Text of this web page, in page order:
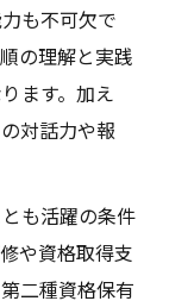
キルと心構
場の実態を
アップ事
事の魅力と
も不可欠で
の理解と実践
ます。加え
対話力や報
も活躍の条件
や資格取得支
二種資格保有